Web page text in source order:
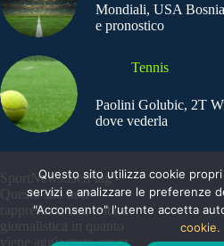
Mondiali, USA
e pronostico
Tennis
Paolini Golubic, 2T
dove vederla
SportNews.BetFlag -
Questo sito non
rappresenta una testata
giornalistica in quanto
viene aggiornato senza
Questo sito utilizza cookie
servizi e analizzare le preferenze
"Acconsento" l'utente accetta
cookie.